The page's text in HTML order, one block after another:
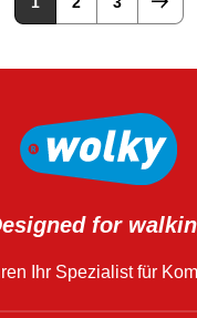
for
Ihr Spezialist für